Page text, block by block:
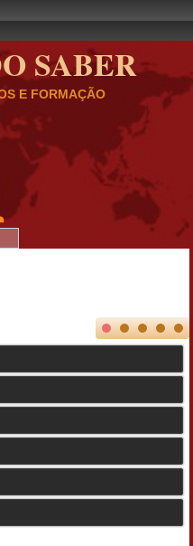
SABER
E FORMAÇÃO